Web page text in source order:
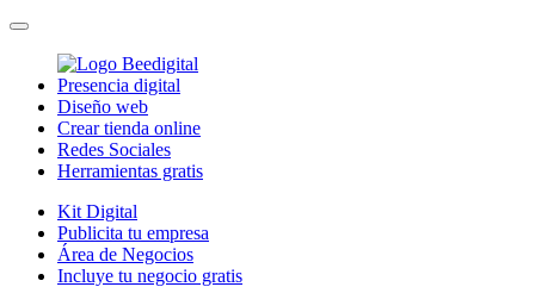
Presencia digital
Diseño web
Crear tienda online
Redes Sociales
Herramientas gratis
Kit Digital
Publicita tu empresa
Área de Negocios
Incluye tu negocio gratis